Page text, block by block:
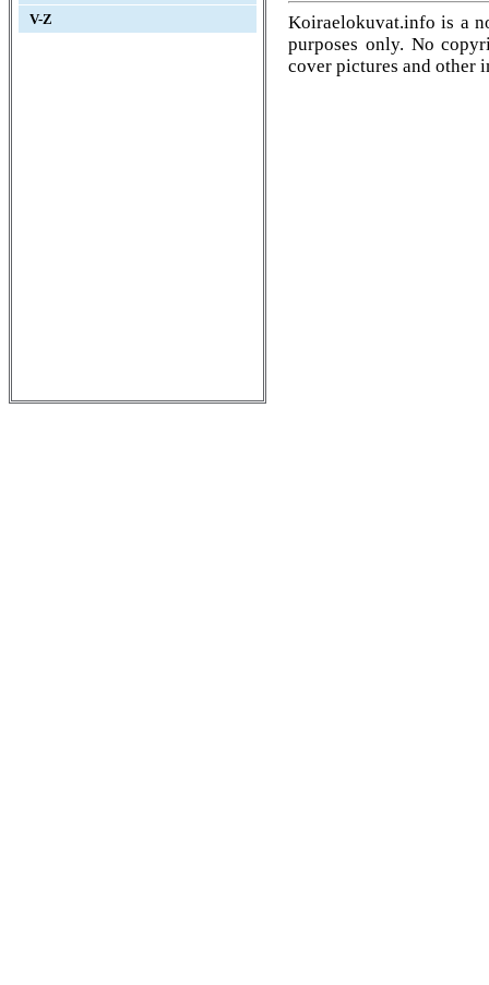
V-Z
Koiraelokuvat.info is a
purposes only. No
cover pictures and other